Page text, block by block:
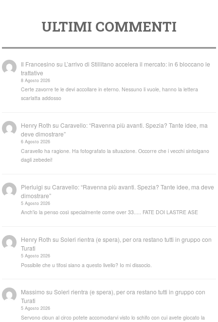
ULTIMI COMMENTI
Il Francesino su L’arrivo di Stillitano accelera il mercato: in 6 bloccano le
trattative
8 Agosto 2026
Certe zavorre te le devi accollare in eterno. Nessuno li vuole, hanno la lettera
scarlatta addosso
Henry Roth suCaravello: “Ravenna più avanti. Spezia? Tante idee, ma
deve dimostrare”
6 Agosto 2026
Caravello ha ragione. Ha fotografato la situazione. Occorre che i vecchi sintolgano
dagli zebedei!
Pierluigi suCaravello: “Ravenna più avanti. Spezia? Tante idee, ma deve
dimostrare”
5 Agosto 2026
Anch'io la penso così specialmente come over 33..... FATE DOI LASTRE ASE
Henry Roth suSoleri rientra (e spera), per ora restano tutti in gruppo con
Turati
5 Agosto 2026
Possibile che u tifosi siano a questo livello? Io mi dissocio.
Massimo suSoleri rientra (e spera), per ora restano tutti in gruppo con
Turati
5 Agosto 2026
Servono cloun al circo potete accomodarvi visto lo schifo con cui avete giocato la